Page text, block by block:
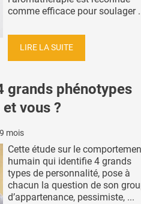
comme efficace pour soulager
LIRE LA SUITE
grands phénotypes
vous ?
mois
Cette étude sur le
humain qui identifie 4 grands
types de personnalité, pose à
chacun la question de son
d’appartenance, pessimiste, ...